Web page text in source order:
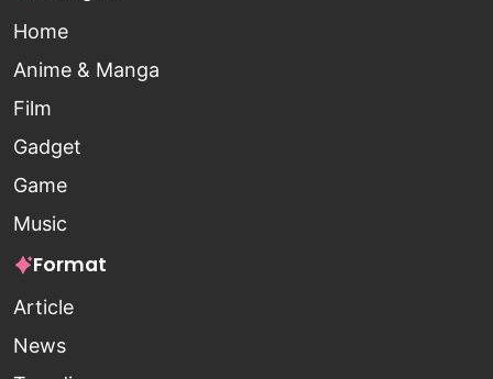
Home
Anime & Manga
Film
Gadget
Game
Music
Format
Article
News